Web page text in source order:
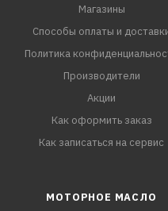
Магазины
Способы оплаты и
Политика
Производители
Акции
Как оформить заказ
Как записаться на сервис
МОТОРНОЕ МАСЛО